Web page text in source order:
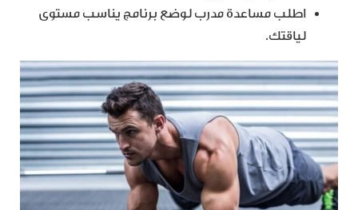
اطلب مساعدة مدرب لوضع برنامج يناسب مستوى
لياقتك.